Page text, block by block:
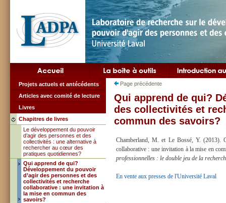
Projets actuels et antécédents
Articles avec comité de lecture
Livres
Chapitres de livres
Le développement du pouvoir
d’agir des personnes et des
collectivités : une alternative à
rechercher au cœur des
pratiques quotidiennes?
Qui apprend de qui?
Développement du pouvoir
d’agir des personnes et des
collectivités et recherche
collaborative : une invitation à
la mise en commun des
savoirs?
Page précédente
Qui apprend de qui?
des collectivités et
commun des savoirs?
Chamberland, M. et Le Bossé, Y. (2013).
collaborative : une invitation à la mise en
professionnelles : le double jeu de la
En vente aux presses de l'Université Laval